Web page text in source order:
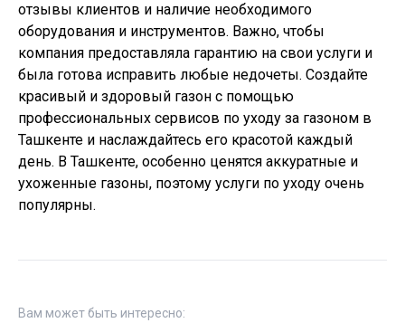
отзывы клиентов и наличие необходимого
оборудования и инструментов. Важно, чтобы
компания предоставляла гарантию на свои услуги и
была готова исправить любые недочеты. Создайте
красивый и здоровый газон с помощью
профессиональных сервисов по уходу за газоном в
Ташкенте и наслаждайтесь его красотой каждый
день. В Ташкенте, особенно ценятся аккуратные и
ухоженные газоны, поэтому услуги по уходу очень
популярны.
Вам может быть интересно: